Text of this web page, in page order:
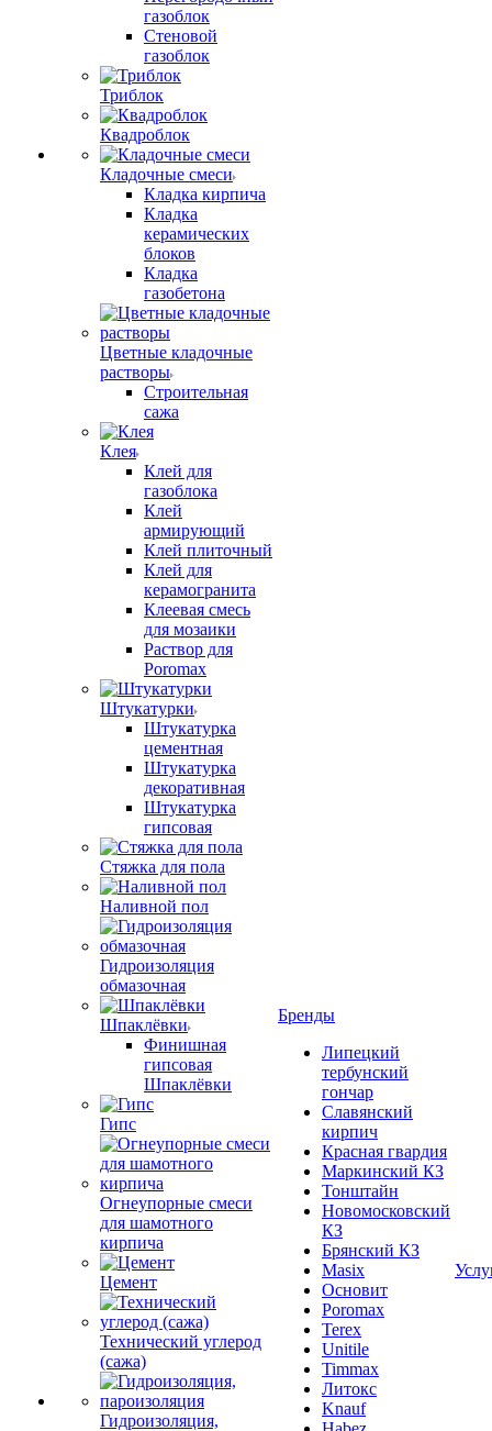
газоблок
Стеновой
газоблок
Триблок
Квадроблок
Кладочные смеси
Кладка кирпича
Кладка
керамических
блоков
Кладка
газобетона
Цветные кладочные
растворы
Строительная
сажа
Клея
Клей для
газоблока
Клей
армирующий
Клей плиточный
Клей для
керамогранита
Клеевая смесь
для мозаики
Раствор для
Poromax
Штукатурки
Штукатурка
цементная
Штукатурка
декоративная
Штукатурка
гипсовая
Стяжка для пола
Наливной пол
Гидроизоляция
обмазочная
Шпаклёвки
Финишная
гипсовая
Шпаклёвки
Гипс
Огнеупорные смеси
для шамотного
кирпича
Цемент
Технический углерод
(сажа)
Гидроизоляция,
Бренды
Липецкий
тербунский
гончар
Славянский
кирпич
Красная гвардия
Маркинский КЗ
Тонштайн
Новомосковский
КЗ
Брянский КЗ
Masix
Основит
Poromax
Terex
Unitile
Timmax
Литокс
Knauf